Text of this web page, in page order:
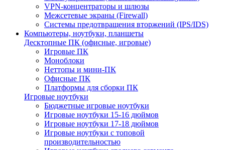
VPN-концентраторы и шлюзы
Межсетевые экраны (Firewall)
Системы предотвращения вторжений (IPS/IDS)
Компьютеры, ноутбуки, планшеты
Десктопные ПК (офисные, игровые)
Игровые ПК
Моноблоки
Неттопы и мини-ПК
Офисные ПК
Платформы для сборки ПК
Игровые ноутбуки
Бюджетные игровые ноутбуки
Игровые ноутбуки 15-16 дюймов
Игровые ноутбуки 17-18 дюймов
Игровые ноутбуки с топовой
производительностью